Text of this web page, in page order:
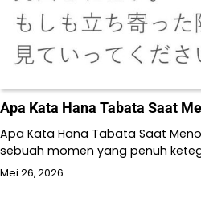
Apa Kata Hana Tabata Saat
Apa Kata Hana Tabata Saat
sebuah momen yang penuh
Mei 26, 2026